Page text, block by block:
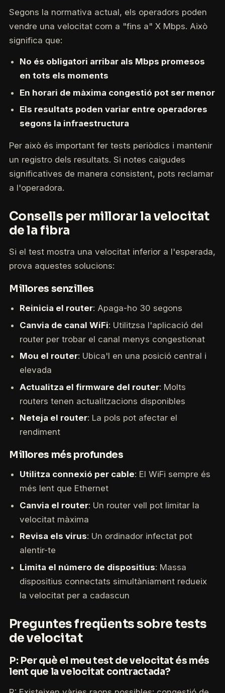
Segons la normativa actual, els operadors poden
vendre una velocitat com a "fins a" X Mbps. Això
significa que:
No és obligatori arribar als Mbps promesos
en tots els moments
En horari de màxima congestió pot ser menor
Els resultats poden variar entre operadores
segons la infraestructura
Per això és important fer tests periòdics i mantenir
un registro dels resultats. Si notes caigudes
significatives de manera consistent, pots reclamar
a l'operadora.
Consells per millorar la velocitat
de la fibra
Si el test mostra una velocitat inferior a l'esperada,
prova aquestes solucions:
Millores senzilles
Reinicia el router: Apaga-ho 30 segons
Canvia de canal WiFi: Utilitzsa l'aplicació del
router per trobar el canal menys congestionat
Mou el router: Ubica'l en una posició central i
elevada
Actualitza el firmware del router: Molts
routers tenen actualitzacions disponibles
Neteja el router: La pols pot afectar el
rendiment
Millores més profundes
Utilitza connexió per cable: El WiFi sempre és
més lent que Ethernet
Canvia el router: Un router vell pot limitar la
velocitat màxima
Revisa els virus: Un ordinador infectat pot
alentir-te
Limita el número de dispositius: Massa
dispositius connectats simultàniament redueix
la velocitat per a cadascun
Preguntes freqüents sobre tests
de velocitat
P: Per què el meu test de velocitat és més
lent que la velocitat contractada?